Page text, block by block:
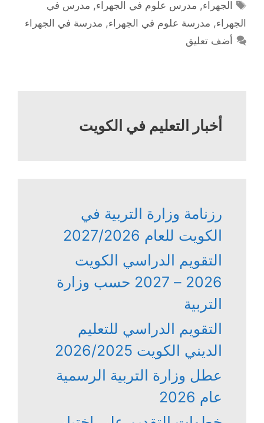
الوسوم
الجهراء, مدرس علوم في الجهراء, مدرس في
الجهراء, مدرسة علوم في الجهراء, مدرسة في الجهراء
أضف تعليق
أخبار التعليم في الكويت
رزنامة وزارة التربية في
الكويت للعام 2027/2026
التقويم الدراسي الكويت
2026 – 2027 حسب وزارة
التربية
التقويم الدراسي للتعليم
الديني الكويت 2026/2025
عطل وزارة التربية الرسمية
عام 2026